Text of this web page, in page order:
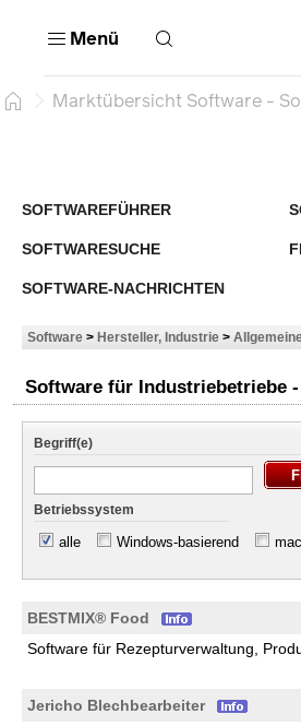
Menü
Marktübersicht Software -
SOFTWAREFÜHRER
SOFTWARESUCHE
SOFTWARE-NACHRICHTEN
Software > Hersteller, Industrie >
Software für Industriebetriebe
Begriff(e)
Betriebssystem
alle Windows-basierend
BESTMIX® Food
Software für Rezepturverwaltung,
Jericho Blechbearbeiter